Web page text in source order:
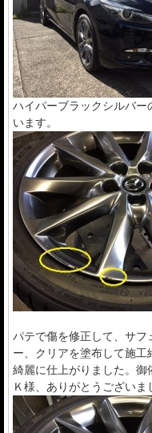
ハイパーブラックシルバー
います。
パテで傷を修正して、サ
ー、クリアを塗布して施工
綺麗に仕上がりました。御
Ｋ様、ありがとうございま